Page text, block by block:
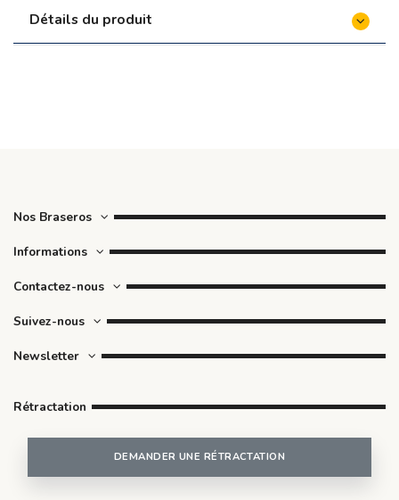
Détails du produit
Nos Braseros
Informations
Contactez-nous
Suivez-nous
Newsletter
Rétractation
DEMANDER UNE RÉTRACTATION